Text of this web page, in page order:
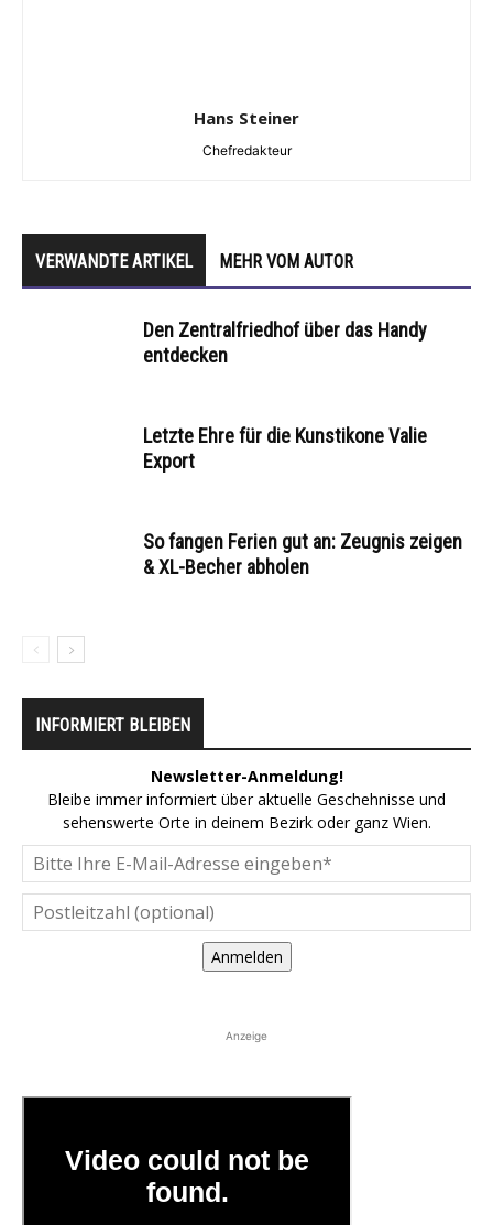
Hans Steiner
Chefredakteur
VERWANDTE ARTIKEL MEHR VOM AUTOR
Den Zentralfriedhof über das Handy
entdecken
Letzte Ehre für die Kunstikone Valie
Export
So fangen Ferien gut an: Zeugnis zeigen
& XL-Becher abholen
INFORMIERT BLEIBEN
Newsletter-Anmeldung!
Bleibe immer informiert über aktuelle Geschehnisse und
sehenswerte Orte in deinem Bezirk oder ganz Wien.
Anmelden
Anzeige